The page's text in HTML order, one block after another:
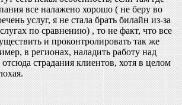
все налажено хорошо ( не беру во
услуг, я не стала брать билайн из-за
по сравнению) , то не факт, что все
и проконтролировать так же
в регионах, наладить работу над
отсюда страдания клиентов, хотя в целом